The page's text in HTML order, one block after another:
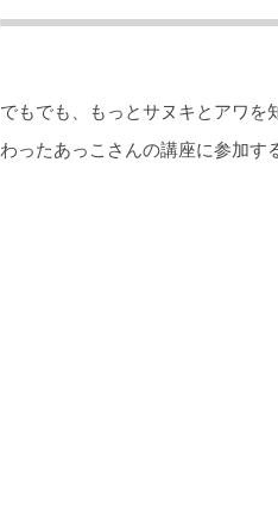
でもでも、もっとサヌキとアワを
わったあっこさんの講座に参加す